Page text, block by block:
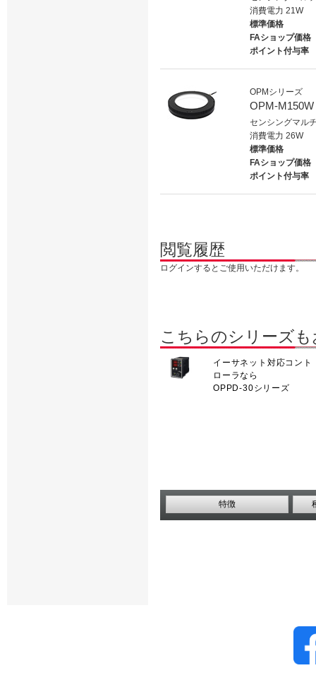
消費電力 21W
標準価格
FAショップ価格
ポイント付与率
OPMシリーズ
OPM-M150W
センシングマル
消費電力 26W
標準価格
FAショップ価格
ポイント付与率
閲覧履歴
ログインするとご使用いただけます。
こちらのシリーズ
イーサネット対応コント
ローラなら
OPPD-30シリーズ
特徴